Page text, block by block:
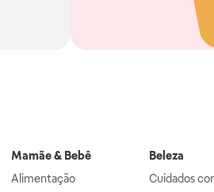
Mamãe & Bebê
Alimentação
Beleza
Cuidados